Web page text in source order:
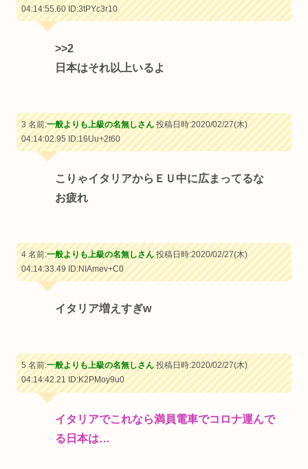
04:14:55.60ID:3tPYc3r10
>>2
日本はそれ以上いるよ
3 名前:一般よりも上級の名無しさん投稿日時:2020/02/27(木)
04:14:02.95ID:16Uu+2t60
こりゃイタリアからＥＵ中に広まってるな
お疲れ
4 名前:一般よりも上級の名無しさん投稿日時:2020/02/27(木)
04:14:33.49ID:NIAmev+C0
イタリア増えすぎw
5 名前:一般よりも上級の名無しさん投稿日時:2020/02/27(木)
04:14:42.21ID:K2PMoy9u0
イタリアでこれなら満員電車でコロナ運んで
る日本は…